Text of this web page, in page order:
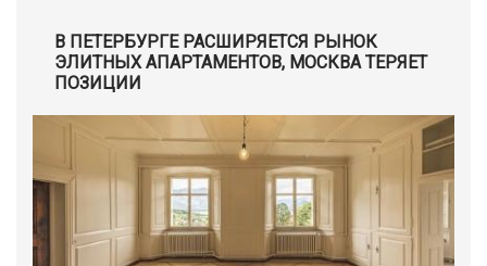
В ПЕТЕРБУРГЕ РАСШИРЯЕТСЯ РЫНОК
ЭЛИТНЫХ АПАРТАМЕНТОВ, МОСКВА ТЕРЯЕТ
ПОЗИЦИИ